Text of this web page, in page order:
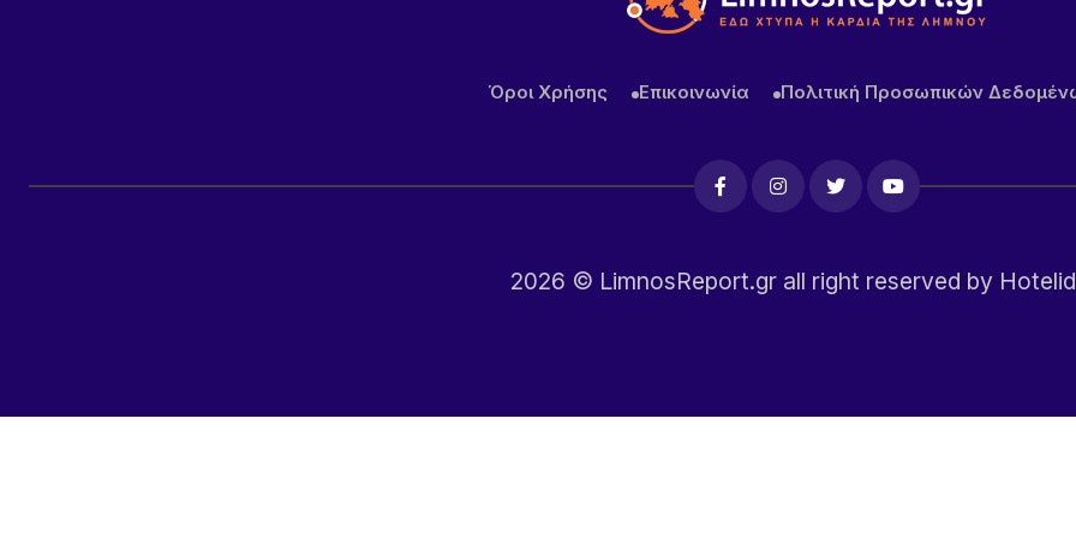
Όροι Χρήσης Επικοινωνία Πολιτική Προσωπικών
2026 © LimnosReport.gr all right reserved by